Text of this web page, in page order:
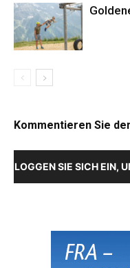
Kommentieren Sie
LOGGEN SIE SICH EIN,